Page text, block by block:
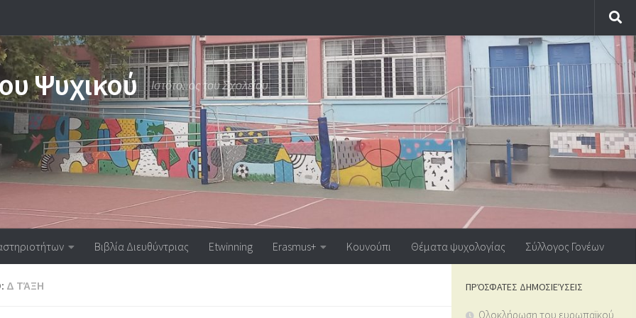
Ψυχικού Ιστότοπος του Σχολείου
Βιβλία Διευθύντριας Etwinning Erasmus+ Κουνούπι Θέματα ψυχολογίας Σύλλογος Γονέων
Δ ΤΆΞΗ ΠΡΌΣΦΑΤΕΣ ΔΗΜΟΣΙΕΎΣΕΙΣ
Ολοκλήρωση του ευρωπαϊκού